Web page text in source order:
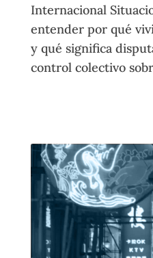
Internacional
entender por qué
y qué significa
control colectivo